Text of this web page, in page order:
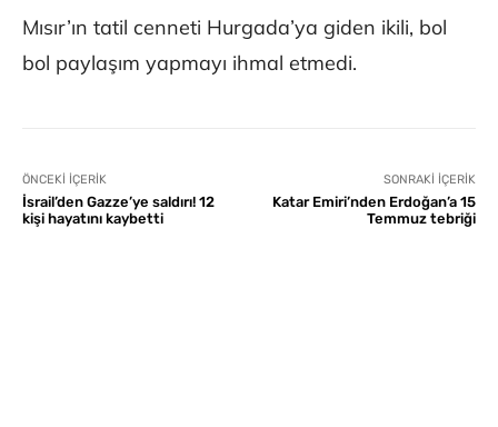
Mısır’ın tatil cenneti Hurgada’ya giden ikili, bol
bol paylaşım yapmayı ihmal etmedi.
ÖNCEKI İÇERIK
İsrail’den Gazze’ye saldırı! 12
kişi hayatını kaybetti
SONRAKI İÇERIK
Katar Emiri’nden Erdoğan’a 15
Temmuz tebriği